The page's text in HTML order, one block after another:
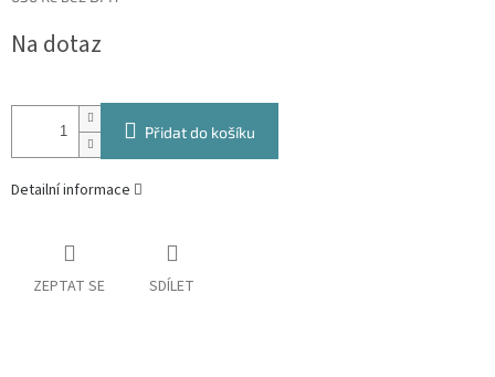
cena:
Na dotaz
Přidat do košíku
Detailní informace
ZEPTAT SE SDÍLET